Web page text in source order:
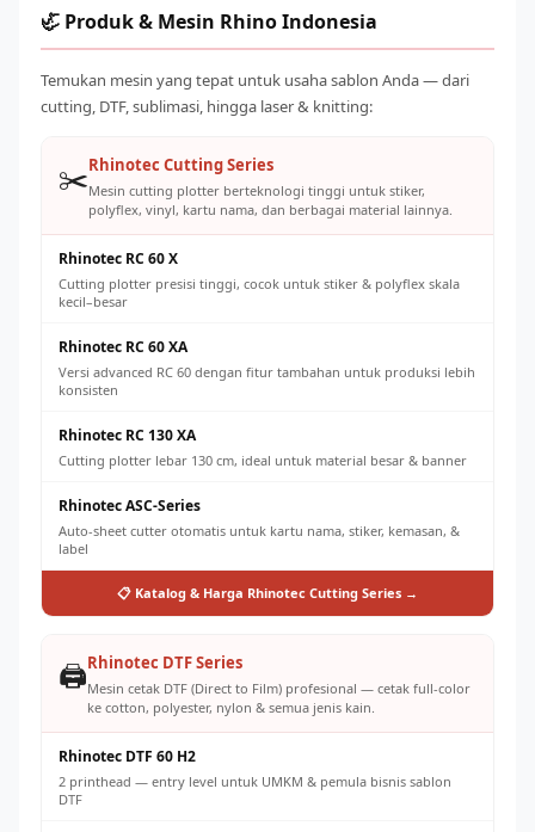
Kalibrasi konveyor oven secara berkala untuk suhu cure
yang konsisten
dan penyusutan mesin. Total biaya produksi umumnya Rp
🦏 Produk & Mesin Rhino Indonesia
Temukan mesin yang tepat untuk usaha sablon Anda — dari
cutting, DTF, sublimasi, hingga laser & knitting:
✂️Rhinotec Cutting Series
Mesin cutting plotter berteknologi tinggi untuk stiker,
polyflex, vinyl, kartu nama, dan berbagai material lainnya.
Rhinotec RC 60 X
Cutting plotter presisi tinggi, cocok untuk stiker & polyflex skala
kecil–besar
Rhinotec RC 60 XA
Versi advanced RC 60 dengan fitur tambahan untuk produksi lebih
konsisten
Rhinotec RC 130 XA
Cutting plotter lebar 130 cm, ideal untuk material besar & banner
Rhinotec ASC-Series
Auto-sheet cutter otomatis untuk kartu nama, stiker, kemasan, &
label
📋 Katalog & Harga Rhinotec Cutting Series →
🖨️Rhinotec DTF Series
Mesin cetak DTF (Direct to Film) profesional — cetak full-color
ke cotton, polyester, nylon & semua jenis kain.
Rhinotec DTF 60 H2
2 printhead — entry level untuk UMKM & pemula bisnis sablon
DTF